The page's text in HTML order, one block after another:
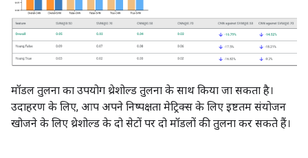
मॉडल तुलना का उपयोग थ्रेशोल्ड तुलना के साथ किया जा सकता है।
उदाहरण के लिए, आप अपने निष्पक्षता मेट्रिक्स के लिए इष्टतम संयोजन
खोजने के लिए थ्रेशोल्ड के दो सेटों पर दो मॉडलों की तुलना कर सकते हैं।